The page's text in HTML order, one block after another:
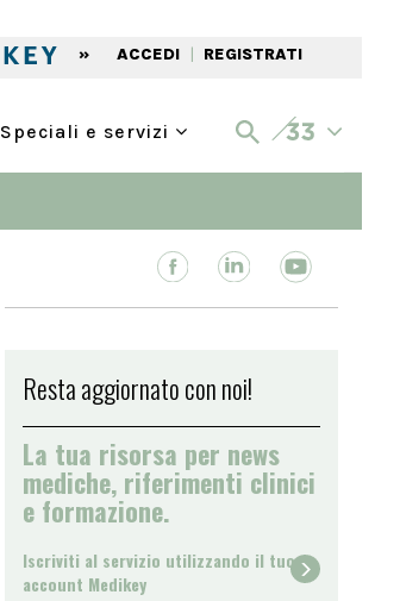
» ACCEDI | REGISTRATI
Speciali e servizi
Resta aggiornato con noi!
La tua risorsa per news
mediche, riferimenti clinici
e formazione.
Iscriviti al servizio utilizzando il tuo
account Medikey